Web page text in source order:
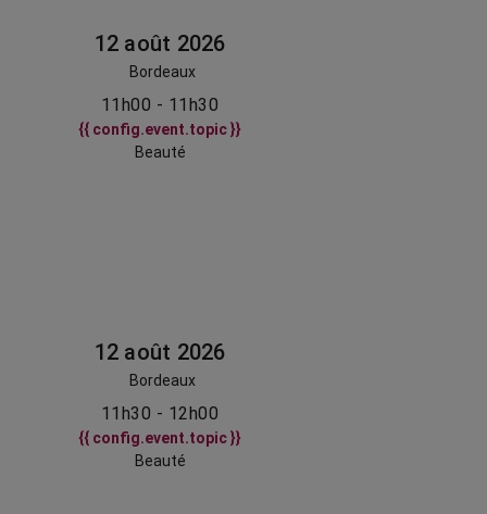
12 août 2026
Bordeaux
11h00 - 11h30
{{ config.event.topic }}
Beauté
12 août 2026
Bordeaux
11h30 - 12h00
{{ config.event.topic }}
Beauté